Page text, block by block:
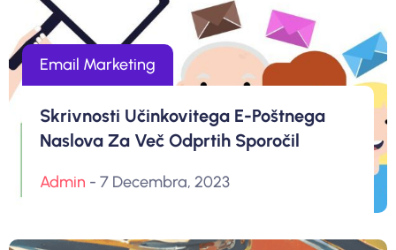
Email Marketing
Skrivnosti Učinkovitega E-Poštnega
Naslova Za Več Odprtih Sporočil
Admin - 7 Decembra, 2023